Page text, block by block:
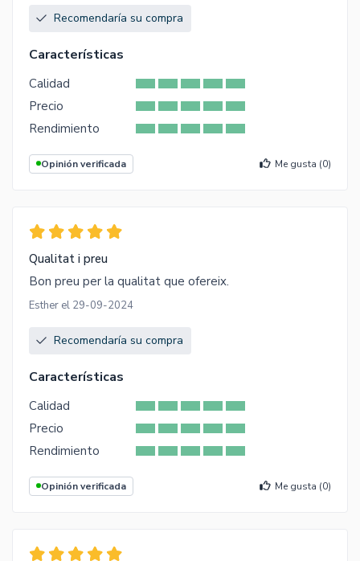
Recomendaría su compra
Características
Calidad
Precio
Rendimiento
Opinión verificada Me gusta (0)
Qualitat i preu
Bon preu per la qualitat que ofereix.
Esther el 29-09-2024
Recomendaría su compra
Características
Calidad
Precio
Rendimiento
Opinión verificada Me gusta (0)